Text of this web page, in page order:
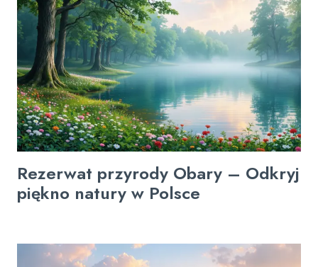
Rezerwat przyrody Obary – Odkryj
piękno natury w Polsce